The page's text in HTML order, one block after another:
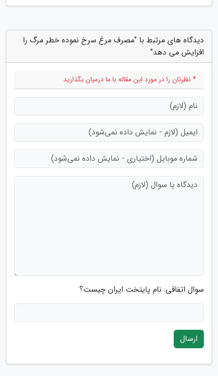
دیدگاه های مرتبط با "مصرف مرغ سرخ نموده خطر مرگ را
افزایش می دهد"
* نظرتان را در مورد این مقاله با ما درمیان بگذارید
سوال اتفاقی: نام پایتخت ایران چیست؟
ارسال